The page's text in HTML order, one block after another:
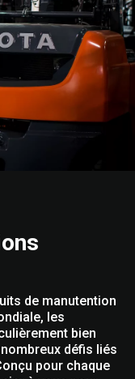
de manutention
les
bien
défis liés
pour chaque